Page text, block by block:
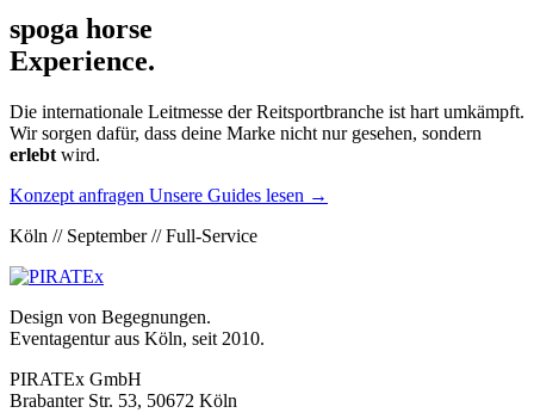
spoga horse
Experience.
Die internationale Leitmesse der Reitsportbranche ist hart umkämpft.
Wir sorgen dafür, dass deine Marke nicht nur gesehen, sondern
erlebt wird.
Konzept anfragen Unsere Guides lesen →
Köln // September // Full-Service
Design von Begegnungen.
Eventagentur aus Köln, seit 2010.
PIRATEx GmbH
Brabanter Str. 53, 50672 Köln